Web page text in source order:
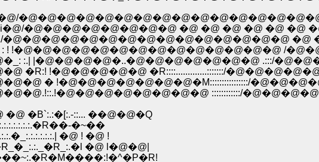
�@�@�@�@�@�@�@�@ �@ �@ �@ �@ �@ �@
�@�@�@�@�@�@�@�@�@�@�@�@�@�@�@ �@
!�@�@�@�@�@�@�@�@�@�@�@�@�@�@ /
:.| |�@�@�@�@�..�@�@�@�@�@�@�@ .:::/
�R:! !�@�@�@�@�@ �R::::.............:::::::/
� !�@�@�@�@�@�@�@�M::::::::::::::::/
::::::::::::/
�B`:.:�[:.-::... ��@�@�Q
�~��
�@ ! �@ !
�@ l�@�@|